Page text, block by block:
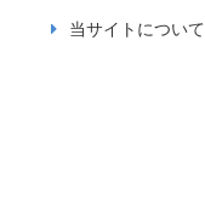
当サイトについて